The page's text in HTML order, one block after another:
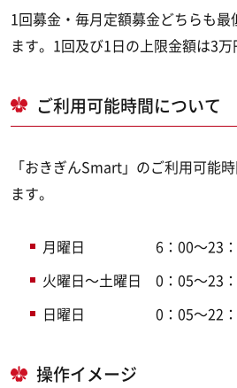
1回募金・毎月定額募金どちらも
ます。1回及び1日の上限金額は3万
ご利用可能時間について
「おきぎんSmart」のご利用可能
ます。
月曜日 6：00～23：
火曜日～土曜日 0：05～23
日曜日 0：05～22：
操作イメージ